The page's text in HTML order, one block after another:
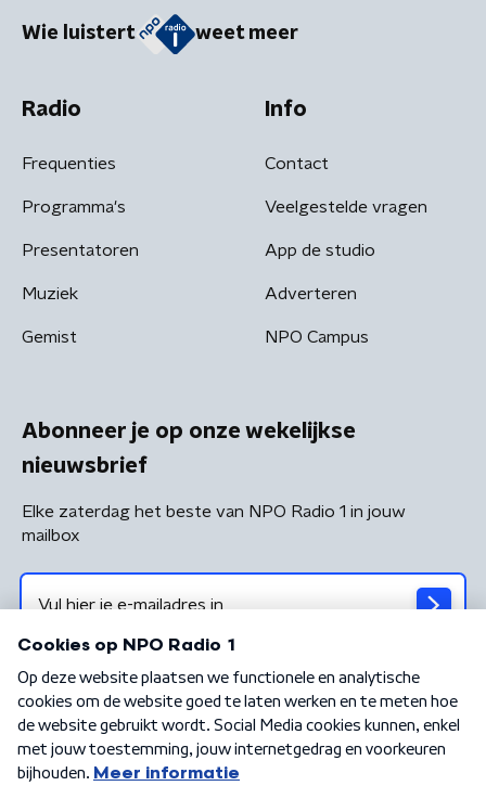
Wie luistert weet meer
Radio
Frequenties
Programma's
Presentatoren
Muziek
Gemist
Info
Contact
Veelgestelde vragen
App de studio
Adverteren
NPO Campus
Abonneer je op onze wekelijkse
nieuwsbrief
Elke zaterdag het beste van NPO Radio 1 in jouw
mailbox
Algemene voorwaarden